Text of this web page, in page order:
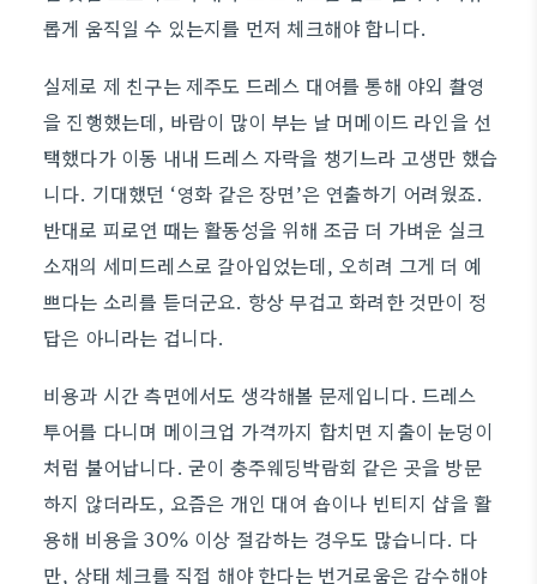
롭게 움직일 수 있는지를 먼저 체크해야 합니다.
실제로 제 친구는 제주도 드레스 대여를 통해 야외 촬영
을 진행했는데, 바람이 많이 부는 날 머메이드 라인을 선
택했다가 이동 내내 드레스 자락을 챙기느라 고생만 했습
니다. 기대했던 ‘영화 같은 장면’은 연출하기 어려웠죠.
반대로 피로연 때는 활동성을 위해 조금 더 가벼운 실크
소재의 세미드레스로 갈아입었는데, 오히려 그게 더 예
쁘다는 소리를 듣더군요. 항상 무겁고 화려한 것만이 정
답은 아니라는 겁니다.
비용과 시간 측면에서도 생각해볼 문제입니다. 드레스
투어를 다니며 메이크업 가격까지 합치면 지출이 눈덩이
처럼 불어납니다. 굳이 충주웨딩박람회 같은 곳을 방문
하지 않더라도, 요즘은 개인 대여 숍이나 빈티지 샵을 활
용해 비용을 30% 이상 절감하는 경우도 많습니다. 다
만, 상태 체크를 직접 해야 한다는 번거로움은 감수해야